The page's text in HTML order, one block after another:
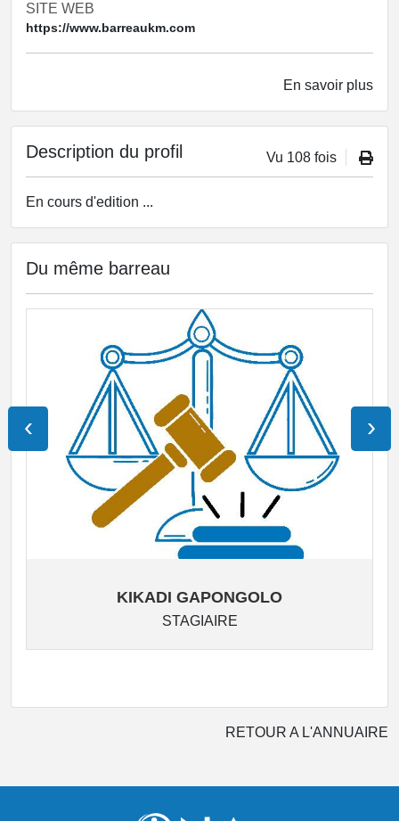
SITE WEB
https://www.barreaukm.com
En savoir plus
Description du profil Vu 108 fois
En cours d'edition ...
Du même barreau
KIKADI GAPONGOLO
STAGIAIRE
‹ ›
RETOUR A L'ANNUAIRE